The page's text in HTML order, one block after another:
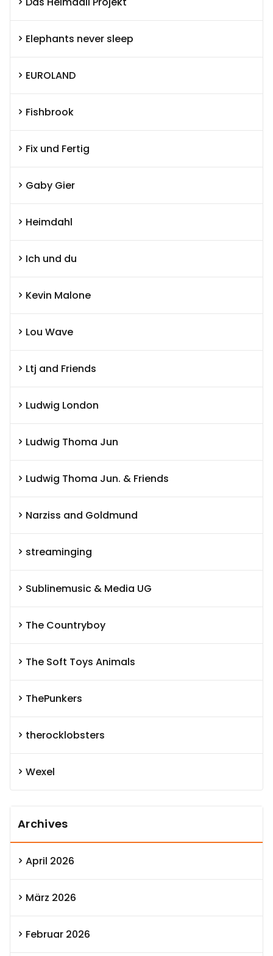
Elephants never sleep
EUROLAND
Fishbrook
Fix und Fertig
Gaby Gier
Heimdahl
Ich und du
Kevin Malone
Lou Wave
Ltj and Friends
Ludwig London
Ludwig Thoma Jun
Ludwig Thoma Jun. & Friends
Narziss and Goldmund
streaminging
Sublinemusic & Media UG
The Countryboy
The Soft Toys Animals
ThePunkers
therocklobsters
Wexel
Archives
April 2026
März 2026
Februar 2026